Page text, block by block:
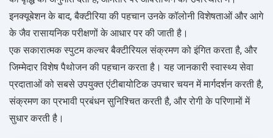
इनक्यूबेशन के बाद, बैक्टीरिया की पहचान उनके कॉलोनी विशेषताओं और आगे
के जैव रासायनिक परीक्षणों के आधार पर की जाती है।
एक सकारात्मक स्पुटम कल्चर बैक्टीरियल संक्रमण को इंगित करता है, और
जिम्मेदार विशेष पैथोजन की पहचान करता है। यह जानकारी स्वास्थ्य सेवा
प्रदाताओं को सबसे उपयुक्त एंटीबायोटिक उपचार चयन में मार्गदर्शन करती है,
संक्रमण का प्रभावी प्रबंधन सुनिश्चित करती है, और रोगी के परिणामों में
सुधार करती है।